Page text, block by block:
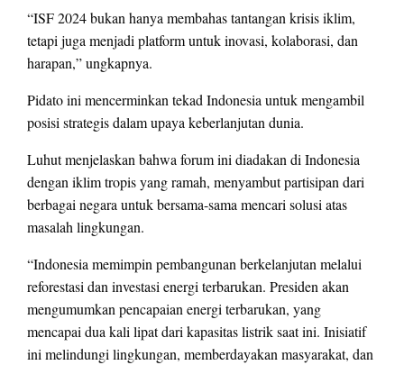
“ISF 2024 bukan hanya membahas tantangan krisis iklim,
tetapi juga menjadi platform untuk inovasi, kolaborasi, dan
harapan,” ungkapnya.
Pidato ini mencerminkan tekad Indonesia untuk mengambil
posisi strategis dalam upaya keberlanjutan dunia.
Luhut menjelaskan bahwa forum ini diadakan di Indonesia
dengan iklim tropis yang ramah, menyambut partisipan dari
berbagai negara untuk bersama-sama mencari solusi atas
masalah lingkungan.
“Indonesia memimpin pembangunan berkelanjutan melalui
reforestasi dan investasi energi terbarukan. Presiden akan
mengumumkan pencapaian energi terbarukan, yang
mencapai dua kali lipat dari kapasitas listrik saat ini. Inisiatif
ini melindungi lingkungan, memberdayakan masyarakat, dan